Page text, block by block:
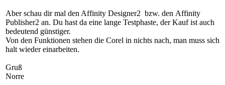
Aber schau dir mal den Affinity Designer2 bzw. den Affinity
Publisher2 an. Du hast da eine lange Testphaste, der Kauf ist auch
bedeutend günstiger.
Von den Funktionen stehen die Corel in nichts nach, man muss sich
halt wieder einarbeiten.
Gruß
Norre